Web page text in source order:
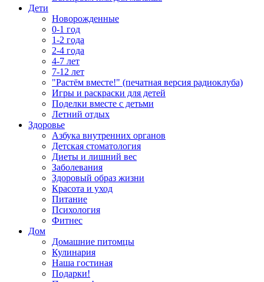
Дети
Новорожденные
0-1 год
1-2 года
2-4 года
4-7 лет
7-12 лет
"Растём вместе!" (печатная версия радиоклуба)
Игры и раскраски для детей
Поделки вместе с детьми
Летний отдых
Здоровье
Азбука внутренних органов
Детская стоматология
Диеты и лишний вес
Заболевания
Здоровый образ жизни
Красота и уход
Питание
Психология
Фитнес
Дом
Домашние питомцы
Кулинария
Наша гостиная
Подарки!